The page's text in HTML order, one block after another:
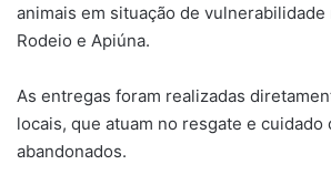
animais em situação de vulnerabilidade
Rodeio e Apiúna.
As entregas foram realizadas
locais, que atuam no resgate e cuidado
abandonados.